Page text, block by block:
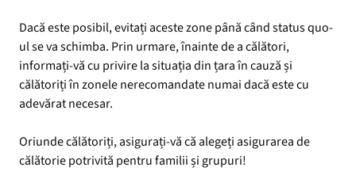
Dacă este posibil, evitați aceste zone până când status quo-
ul se va schimba. Prin urmare, înainte de a călători,
informați-vă cu privire la situația din țara în cauză și
călătoriți în zonele nerecomandate numai dacă este cu
adevărat necesar.
Oriunde călătoriți, asigurați-vă că alegeți asigurarea de
călătorie potrivită pentru familii și grupuri!